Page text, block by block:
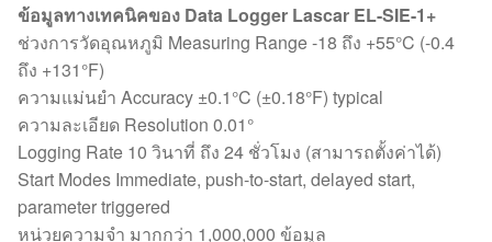
ข้อมูลทางเทคนิคของ Data Logger Lascar EL-SIE-1+
ช่วงการวัดอุณหภูมิ Measuring Range -18 ถึง +55°C (-0.4
ถึง +131°F)
ความแม่นยำ Accuracy ±0.1°C (±0.18°F) typical
ความละเอียด Resolution 0.01°
Logging Rate 10 วินาที่ ถึง 24 ชั่วโมง (สามารถตั้งค่าได้)
Start Modes Immediate, push-to-start, delayed start,
parameter triggered
หน่วยความจำ มากกว่า 1,000,000 ข้อมูล